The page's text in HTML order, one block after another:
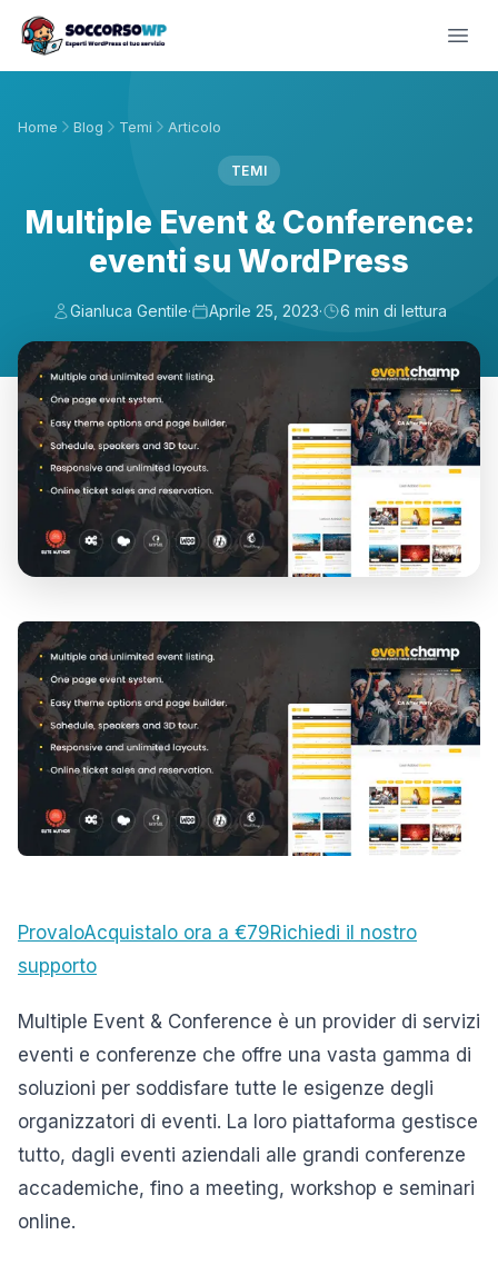
Home Blog Temi Articolo
TEMI
Multiple Event & Conference:
eventi su WordPress
Gianluca Gentile· Aprile 25, 2023· 6 min di lettura
ProvaloAcquistalo ora a €79Richiedi il nostro
supporto
Multiple Event & Conference è un provider di servizi
eventi e conferenze che offre una vasta gamma di
soluzioni per soddisfare tutte le esigenze degli
organizzatori di eventi. La loro piattaforma gestisce
tutto, dagli eventi aziendali alle grandi conferenze
accademiche, fino a meeting, workshop e seminari
online.